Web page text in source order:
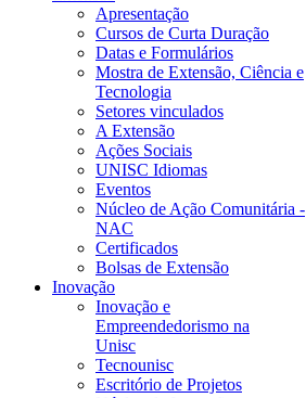
Apresentação
Cursos de Curta Duração
Datas e Formulários
Mostra de Extensão, Ciência e
Tecnologia
Setores vinculados
A Extensão
Ações Sociais
UNISC Idiomas
Eventos
Núcleo de Ação Comunitária -
NAC
Certificados
Bolsas de Extensão
Inovação
Inovação e
Empreendedorismo na
Unisc
Tecnounisc
Escritório de Projetos